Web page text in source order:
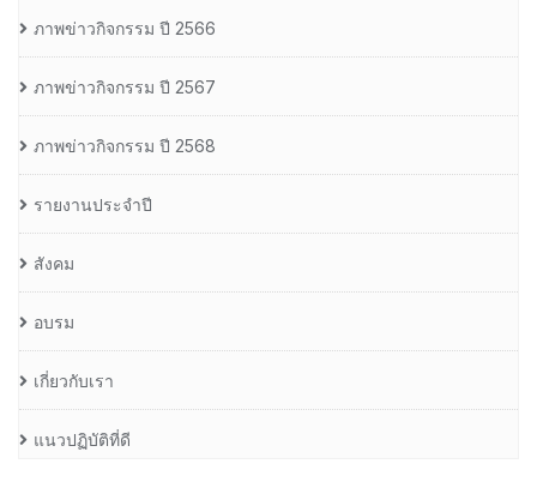
ภาพข่าวกิจกรรม ปี 2566
ภาพข่าวกิจกรรม ปี 2567
ภาพข่าวกิจกรรม ปี 2568
รายงานประจำปี
สังคม
อบรม
เกี่ยวกับเรา
แนวปฏิบัติที่ดี